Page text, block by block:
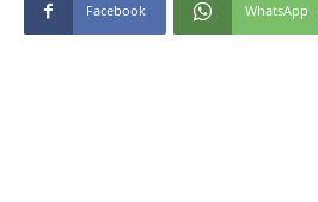
Facebook WhatsApp